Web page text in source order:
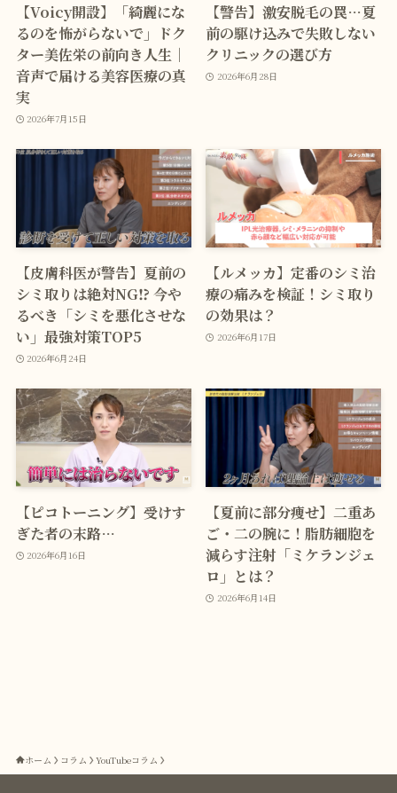
【Voicy開設】「綺麗にな
るのを怖がらないで」ドク
ター美佐栄の前向き人生｜
音声で届ける美容医療の真
実
2026年7月15日
【警告】激安脱毛の罠…夏
前の駆け込みで失敗しない
クリニックの選び方
2026年6月28日
【皮膚科医が警告】夏前の
シミ取りは絶対NG⁉ 今や
るべき「シミを悪化させな
い」最強対策TOP5
2026年6月24日
【ルメッカ】定番のシミ治
療の痛みを検証！シミ取り
の効果は？
2026年6月17日
【ピコトーニング】受けす
ぎた者の末路…
2026年6月16日
【夏前に部分痩せ】二重あ
ご・二の腕に！脂肪細胞を
減らす注射「ミケランジェ
ロ」とは？
2026年6月14日
ホーム コラム YouTubeコラム